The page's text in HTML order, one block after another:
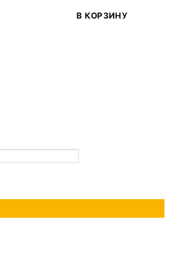
В КОРЗИНУ